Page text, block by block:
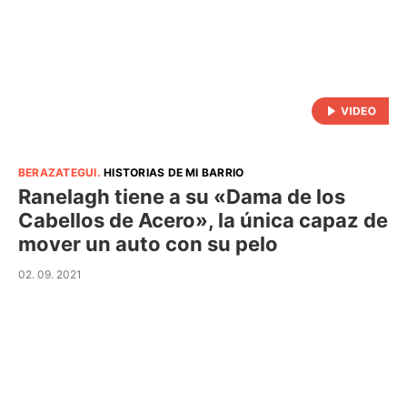
BERAZATEGUI.HISTORIAS DE MI BARRIO
Ranelagh tiene a su «Dama de los
Cabellos de Acero», la única capaz de
mover un auto con su pelo
02. 09. 2021